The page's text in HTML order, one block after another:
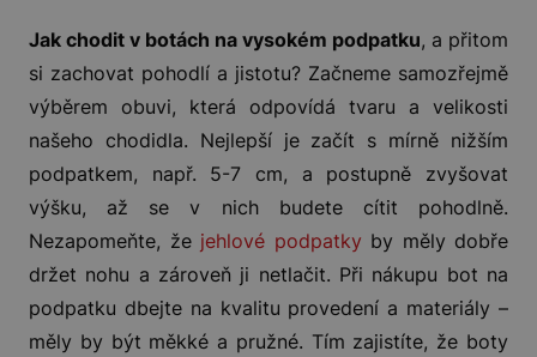
Jak chodit v botách na vysokém podpatku, a přitom
si zachovat pohodlí a jistotu? Začneme samozřejmě
výběrem obuvi, která odpovídá tvaru a velikosti
našeho chodidla. Nejlepší je začít s mírně nižším
podpatkem, např. 5-7 cm, a postupně zvyšovat
výšku, až se v nich budete cítit pohodlně.
Nezapomeňte, že jehlové podpatky by měly dobře
držet nohu a zároveň ji netlačit. Při nákupu bot na
podpatku dbejte na kvalitu provedení a materiály –
měly by být měkké a pružné. Tím zajistíte, že boty